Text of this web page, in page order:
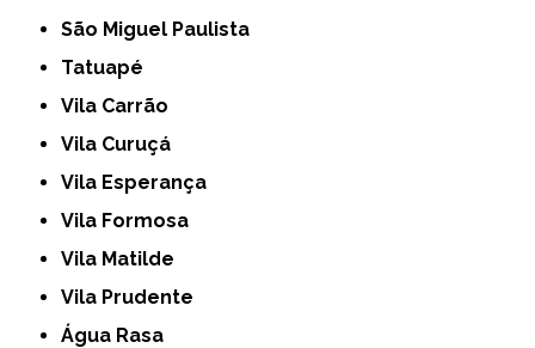
São Miguel Paulista
Tatuapé
Vila Carrão
Vila Curuçá
Vila Esperança
Vila Formosa
Vila Matilde
Vila Prudente
Água Rasa